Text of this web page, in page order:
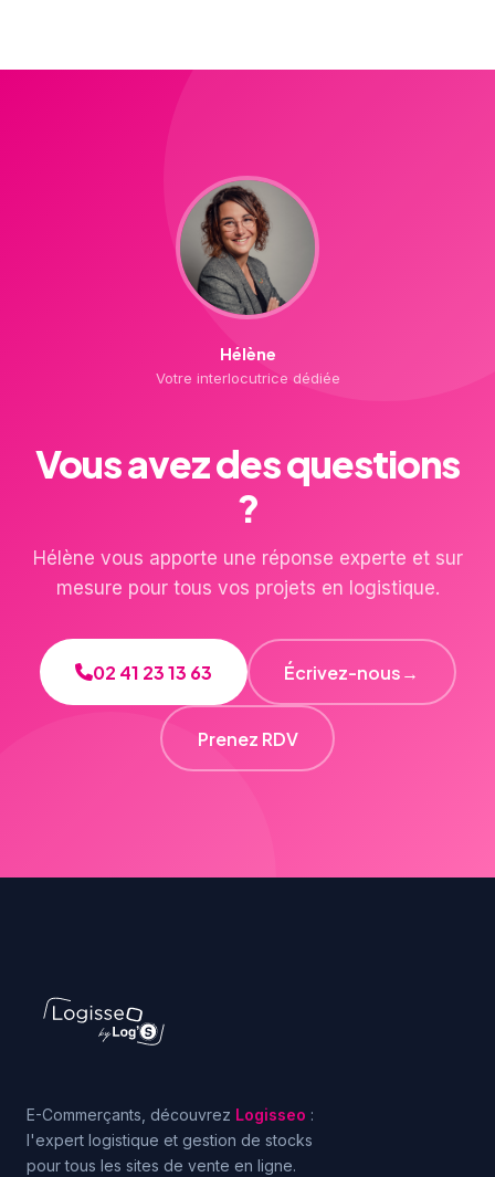
Vous avez des questions
?
Hélène vous apporte une réponse experte et sur
mesure pour tous vos projets en logistique.
02 41 23 13 63 Écrivez-nous→
Prenez RDV
Hélène
Votre interlocutrice dédiée
E-Commerçants, découvrez Logisseo :
l'expert logistique et gestion de stocks
pour tous les sites de vente en ligne.